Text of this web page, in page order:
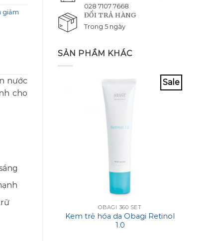
028 7107 7668
ĐỔI TRẢ HÀNG
Trong 5 ngày
SẢN PHẦM KHÁC
Sale
OBAGI 360 SET
Kem trẻ hóa da Obagi Retinol
1.0
giảm
nước
cho